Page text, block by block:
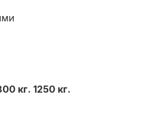
кг. 1250 кг.